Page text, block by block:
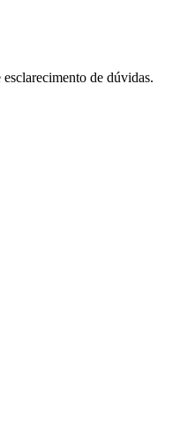
de dúvidas.